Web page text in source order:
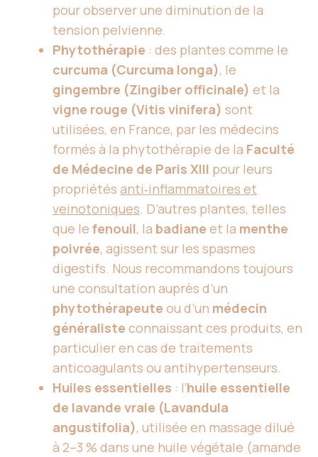
pour observer une diminution de la
tension pelvienne.
Phytothérapie : des plantes comme le
curcuma (Curcuma longa), le
gingembre (Zingiber officinale) et la
vigne rouge (Vitis vinifera) sont
utilisées, en France, par les médecins
formés à la phytothérapie de la Faculté
de Médecine de Paris XIII pour leurs
propriétés anti‑inflammatoires et
veinotoniques. D’autres plantes, telles
que le fenouil, la badiane et la menthe
poivrée, agissent sur les spasmes
digestifs. Nous recommandons toujours
une consultation auprès d’un
phytothérapeute ou d’un médecin
généraliste connaissant ces produits, en
particulier en cas de traitements
anticoagulants ou antihypertenseurs.
Huiles essentielles : l’huile essentielle
de lavande vraie (Lavandula
angustifolia), utilisée en massage dilué
à 2–3 % dans une huile végétale (amande